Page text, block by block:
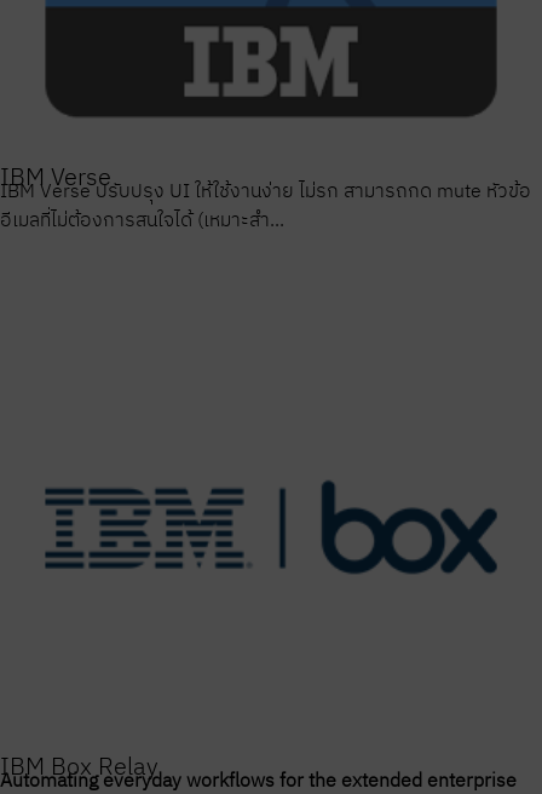
IBM Verse
IBM Verse ปรับปรุง UI ให้ใช้งานง่าย ไม่รก สามารถกด mute หัวข้อ
อีเมลที่ไม่ต้องการสนใจได้ (เหมาะสำ...
IBM Box Relay
Automating everyday workflows for the extended enterprise